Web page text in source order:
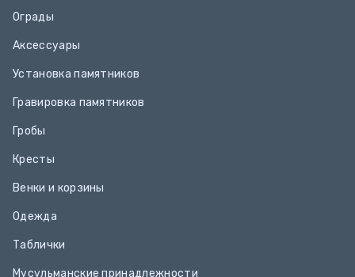
Ограды
Аксессуары
Установка памятников
Гравировка памятников
Гробы
Кресты
Венки и корзины
Одежда
Таблички
Мусульманские принадлежности